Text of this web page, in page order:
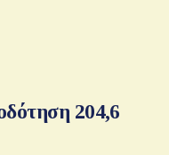
204,6